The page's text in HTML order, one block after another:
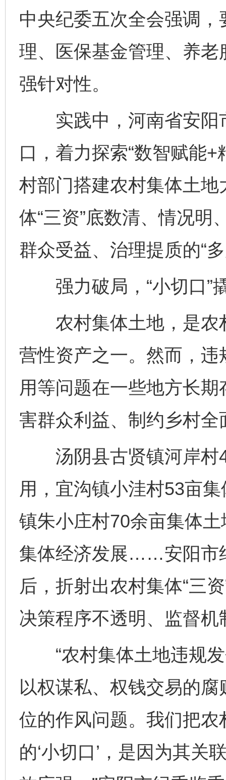
中央纪委五次全会强调，
理、医保基金管理、养
强针对性。
实践中，河南省安阳
口，着力探索“数智赋能
村部门搭建农村集体土
体“三资”底数清、情况明
群众受益、治理提质的“
强力破局，“小切口”撬
农村集体土地，是农
营性资产之一。然而，
用等问题在一些地方长
害群众利益、制约乡村
汤阴县古贤镇河岸村
用，宜沟镇小洼村53亩
镇朱小庄村70余亩集体
集体经济发展……安阳市
后，折射出农村集体“三
决策程序不透明、监督
“农村集体土地违规发
以权谋私、权钱交易的
位的作风问题。我们把
的‘小切口’，是因为其关